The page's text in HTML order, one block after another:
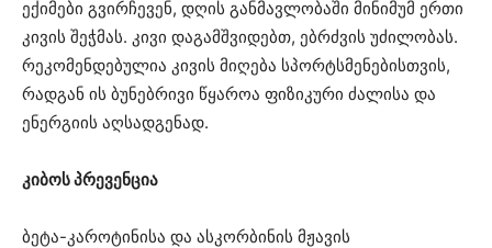
ექიმები გვირჩევენ, დღის განმავლობაში მინიმუმ ერთი
კივის შეჭმას. კივი დაგამშვიდებთ, ებრძვის უძილობას.
რეკომენდებულია კივის მიღება სპორტსმენებისთვის,
რადგან ის ბუნებრივი წყაროა ფიზიკური ძალისა და
ენერგიის აღსადგენად.
კიბოს პრევენცია
ბეტა-კაროტინისა და ასკორბინის მჟავის